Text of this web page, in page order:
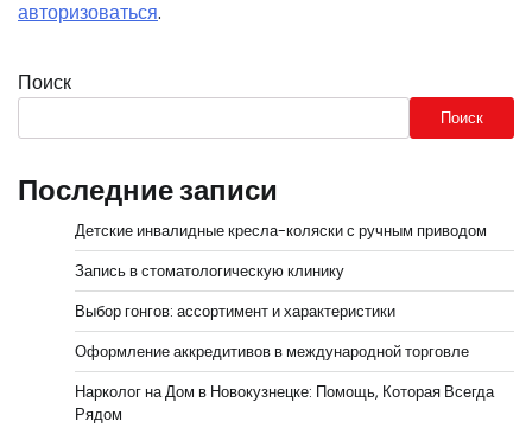
авторизоваться.
Поиск
Поиск
Последние записи
Детские инвалидные кресла-коляски с ручным приводом
Запись в стоматологическую клинику
Выбор гонгов: ассортимент и характеристики
Оформление аккредитивов в международной торговле
Нарколог на Дом в Новокузнецке: Помощь, Которая Всегда
Рядом